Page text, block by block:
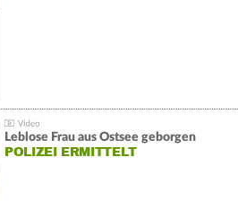
Leblose Frau aus Ostsee geborgen
POLIZEI ERMITTELT